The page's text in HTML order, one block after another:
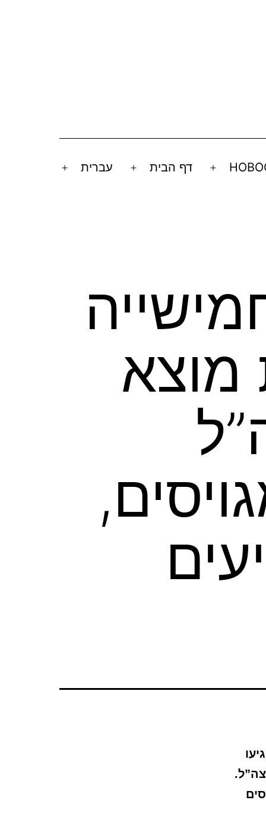
Open
דף הבית
Open
עברית
מוצא
294 מגויסים,
של ישראל לשנת 2025, הגיעו
לצה”ל.